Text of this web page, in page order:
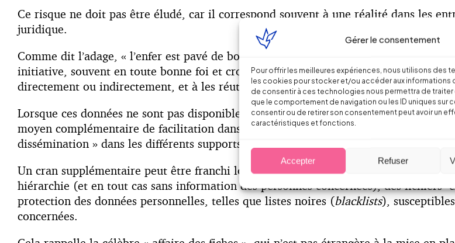
Gérer le consentement
Pour offrir les meilleures expériences, nous utilisons des
les cookies pour stocker et/ou accéder aux informations
de consentir à ces technologies nous permettra de
que le comportement de navigation ou les ID uniques sur
consentir ou de retirer son consentement peut avoir un
caractéristiques et fonctions.
Accepter Refuser
Ce risque ne doit pas être éludé, car il correspond souvent à une réalité dans les
juridique.
Comme dit l’adage, « l’enfer est pavé de bonnes intentions » … Combien de
initiative, souvent en toute bonne foi et croyant « bien faire », des fichiers à partir
directement ou indirectement, et à les réutiliser –occasionnellement voire en
Lorsque ces données ne sont pas disponibles dans le système d’informations de
moyen complémentaire de facilitation dans l’exécution du travail, et d’amélioration
dissémination » dans les différents supports informatiques et/ou papier.
Un cran supplémentaire peut être franchi lorsque les outils et les consignes de
hiérarchie (et en tout cas sans information des personnes concernées), des
protection des données personnelles, telles que listes noires (blacklists),
concernées.